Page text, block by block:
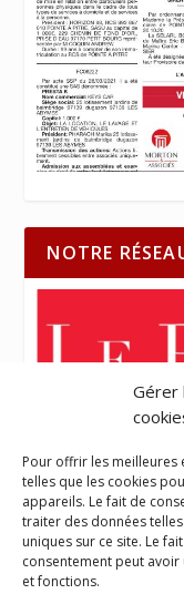
Gérer
Pour offrir les meilleures
telles que les cookies
appareils. Le fait de
traiter des données
uniques sur ce site. Le
consentement peut
et fonctions.
NOTRE